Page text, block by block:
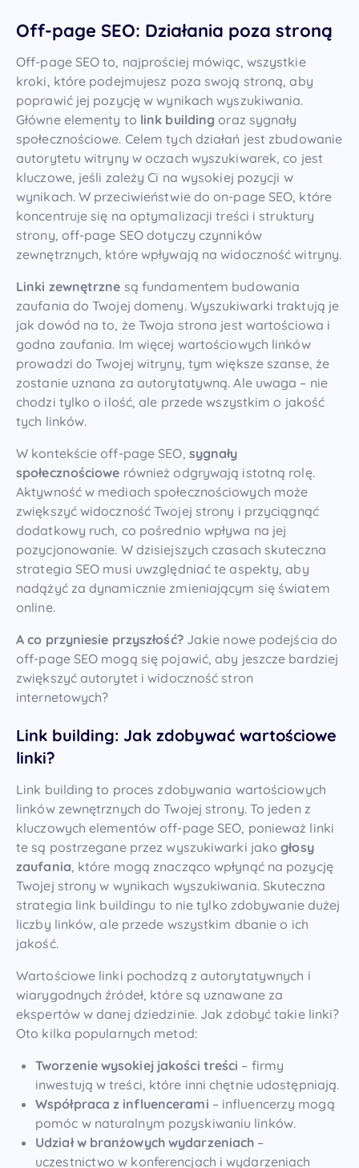
Off-page SEO: Działania poza stroną
Off-page SEO to, najprościej mówiąc, wszystkie
kroki, które podejmujesz poza swoją stroną, aby
poprawić jej pozycję w wynikach wyszukiwania.
Główne elementy to link building oraz sygnały
społecznościowe. Celem tych działań jest zbudowanie
autorytetu witryny w oczach wyszukiwarek, co jest
kluczowe, jeśli zależy Ci na wysokiej pozycji w
wynikach. W przeciwieństwie do on-page SEO, które
koncentruje się na optymalizacji treści i struktury
strony, off-page SEO dotyczy czynników
zewnętrznych, które wpływają na widoczność witryny.
Linki zewnętrzne są fundamentem budowania
zaufania do Twojej domeny. Wyszukiwarki traktują je
jak dowód na to, że Twoja strona jest wartościowa i
godna zaufania. Im więcej wartościowych linków
prowadzi do Twojej witryny, tym większe szanse, że
zostanie uznana za autorytatywną. Ale uwaga – nie
chodzi tylko o ilość, ale przede wszystkim o jakość
tych linków.
W kontekście off-page SEO, sygnały
społecznościowe również odgrywają istotną rolę.
Aktywność w mediach społecznościowych może
zwiększyć widoczność Twojej strony i przyciągnąć
dodatkowy ruch, co pośrednio wpływa na jej
pozycjonowanie. W dzisiejszych czasach skuteczna
strategia SEO musi uwzględniać te aspekty, aby
nadążyć za dynamicznie zmieniającym się światem
online.
A co przyniesie przyszłość?Jakie nowe podejścia do
off-page SEO mogą się pojawić, aby jeszcze bardziej
zwiększyć autorytet i widoczność stron
internetowych?
Link building: Jak zdobywać wartościowe
linki?
Link building to proces zdobywania wartościowych
linków zewnętrznych do Twojej strony. To jeden z
kluczowych elementów off-page SEO, ponieważ linki
te są postrzegane przez wyszukiwarki jakogłosy
zaufania, które mogą znacząco wpłynąć na pozycję
Twojej strony w wynikach wyszukiwania. Skuteczna
strategia link buildingu to nie tylko zdobywanie dużej
liczby linków, ale przede wszystkim dbanie o ich
jakość.
Wartościowe linki pochodzą z autorytatywnych i
wiarygodnych źródeł, które są uznawane za
ekspertów w danej dziedzinie. Jak zdobyć takie linki?
Oto kilka popularnych metod:
Tworzenie wysokiej jakości treści – firmy
inwestują w treści, które inni chętnie udostępniają.
Współpraca z influencerami – influencerzy mogą
pomóc w naturalnym pozyskiwaniu linków.
Udział w branżowych wydarzeniach –
uczestnictwo w konferencjach i wydarzeniach